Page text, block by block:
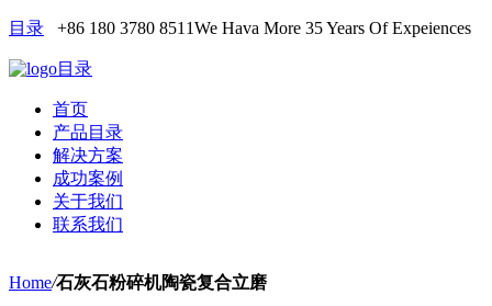
目录 +86 180 3780 8511We Hava More 35 Years Of Expeiences
目录
首页
产品目录
解决方案
成功案例
关于我们
联系我们
Home/石灰石粉碎机陶瓷复合立磨